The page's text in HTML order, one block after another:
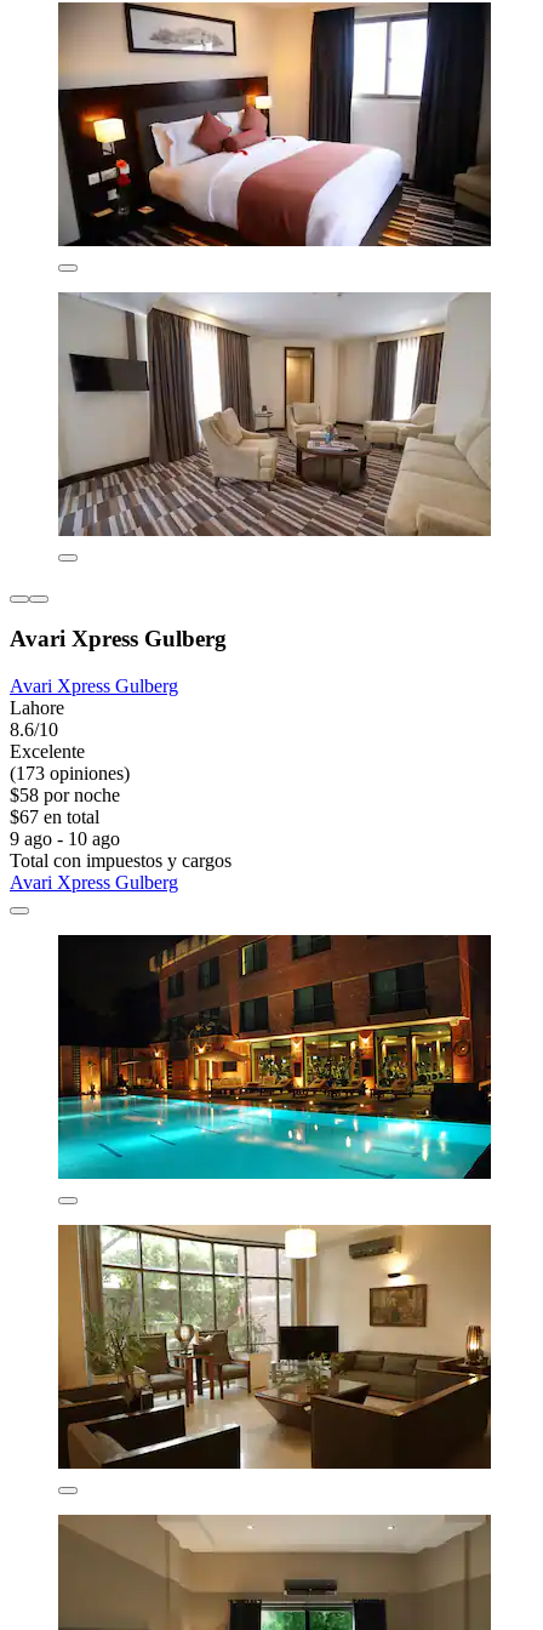
Avari Xpress Gulberg
Avari Xpress Gulberg
Lahore
8.6/10
Excelente
(173 opiniones)
$58 por noche
$67 en total
9 ago - 10 ago
Total con impuestos y cargos
Avari Xpress Gulberg